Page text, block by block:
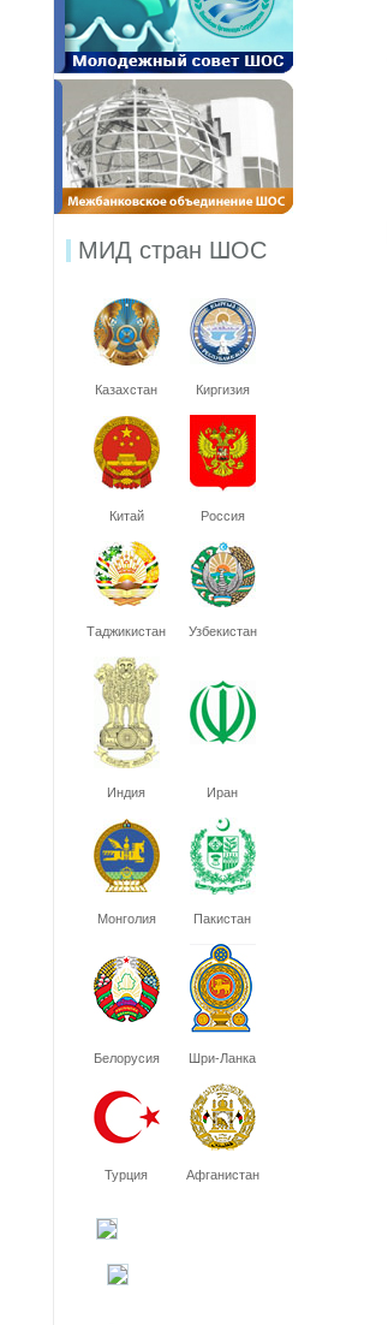
МИД стран ШОС
Казахстан Киргизия
Китай Россия
Таджикистан Узбекистан
Индия Иран
Монголия Пакистан
Белорусия Шри-Ланка
Турция Афганистан